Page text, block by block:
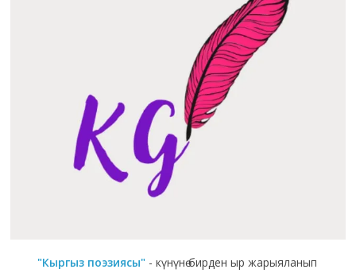
"Кыргыз поэзиясы" - күнүнө бирден ыр жарыяланып